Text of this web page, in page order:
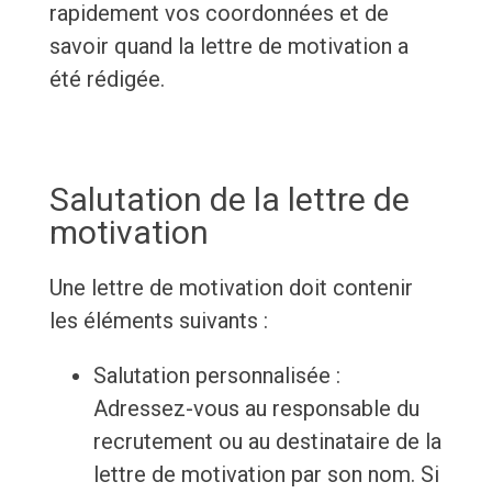
rapidement vos coordonnées et de
savoir quand la lettre de motivation a
été rédigée.
Salutation de la lettre de
motivation
Une lettre de motivation doit contenir
les éléments suivants :
Salutation personnalisée :
Adressez-vous au responsable du
recrutement ou au destinataire de la
lettre de motivation par son nom. Si